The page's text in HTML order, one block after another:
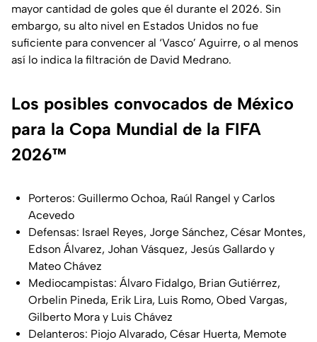
mayor cantidad de goles que él durante el 2026. Sin
embargo, su alto nivel en Estados Unidos no fue
suficiente para convencer al ‘Vasco’ Aguirre, o al menos
así lo indica la filtración de David Medrano.
Los posibles convocados de México
para la Copa Mundial de la FIFA
2026™
Porteros: Guillermo Ochoa, Raúl Rangel y Carlos
Acevedo
Defensas: Israel Reyes, Jorge Sánchez, César Montes,
Edson Álvarez, Johan Vásquez, Jesús Gallardo y
Mateo Chávez
Mediocampistas: Álvaro Fidalgo, Brian Gutiérrez,
Orbelin Pineda, Erik Lira, Luis Romo, Obed Vargas,
Gilberto Mora y Luis Chávez
Delanteros: Piojo Alvarado, César Huerta, Memote